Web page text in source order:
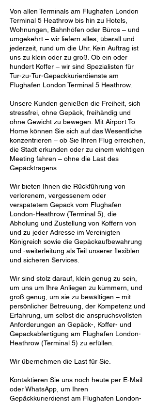
Von allen Terminals am Flughafen London
Terminal 5 Heathrow bis hin zu Hotels,
Wohnungen, Bahnhöfen oder Büros – und
umgekehrt – wir liefern alles, überall und
jederzeit, rund um die Uhr. Kein Auftrag ist
uns zu klein oder zu groß. Ob ein oder
hundert Koffer – wir sind Spezialisten für
Tür-zu-Tür-Gepäckkurierdienste am
Flughafen London Terminal 5 Heathrow.
Unsere Kunden genießen die Freiheit, sich
stressfrei, ohne Gepäck, freihändig und
ohne Gewicht zu bewegen. Mit Airport To
Home können Sie sich auf das Wesentliche
konzentrieren – ob Sie Ihren Flug erreichen,
die Stadt erkunden oder zu einem wichtigen
Meeting fahren – ohne die Last des
Gepäcktragens.
Wir bieten Ihnen die Rückführung von
verlorenem, vergessenem oder
verspätetem Gepäck vom Flughafen
London-Heathrow (Terminal 5), die
Abholung und Zustellung von Koffern von
und zu jeder Adresse im Vereinigten
Königreich sowie die Gepäckaufbewahrung
und -weiterleitung als Teil unserer flexiblen
und sicheren Services.
Wir sind stolz darauf, klein genug zu sein,
um uns um Ihre Anliegen zu kümmern, und
groß genug, um sie zu bewältigen – mit
persönlicher Betreuung, der Kompetenz und
Erfahrung, um selbst die anspruchsvollsten
Anforderungen an Gepäck-, Koffer- und
Gepäckabfertigung am Flughafen London-
Heathrow (Terminal 5) zu erfüllen.
Wir übernehmen die Last für Sie.
Kontaktieren Sie uns noch heute per E-Mail
oder WhatsApp, um Ihren
Gepäckkurierdienst am Flughafen London-